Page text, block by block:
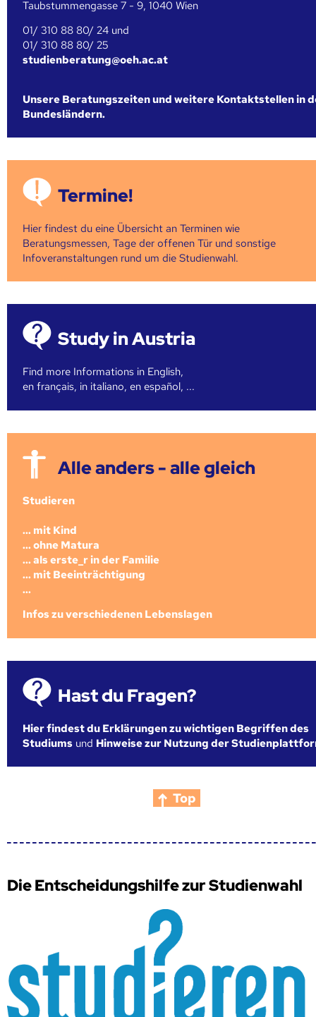
Taubstummengasse 7 - 9, 1040 Wien
01/ 310 88 80/ 24 und
01/ 310 88 80/ 25
studienberatung@oeh.ac.at
Unsere Beratungszeiten und weitere Kontaktstellen in
Bundesländern.
Termine!
Hier findest du eine Übersicht an Terminen wie
Beratungsmessen, Tage der offenen Tür und sonstige
Infoveranstaltungen rund um die Studienwahl.
Study in Austria
Find more Informations in English,
en français, in italiano, en español, ...
Alle anders - alle gleich
Studieren
... mit Kind
... ohne Matura
... als erste_r in der Familie
... mit Beeinträchtigung
...
Infos zu verschiedenen Lebenslagen
Hast du Fragen?
Hier findest du Erklärungen zu wichtigen Begriffen des
Studiums und Hinweise zur Nutzung der
Top
Die Entscheidungshilfe zur Studienwahl